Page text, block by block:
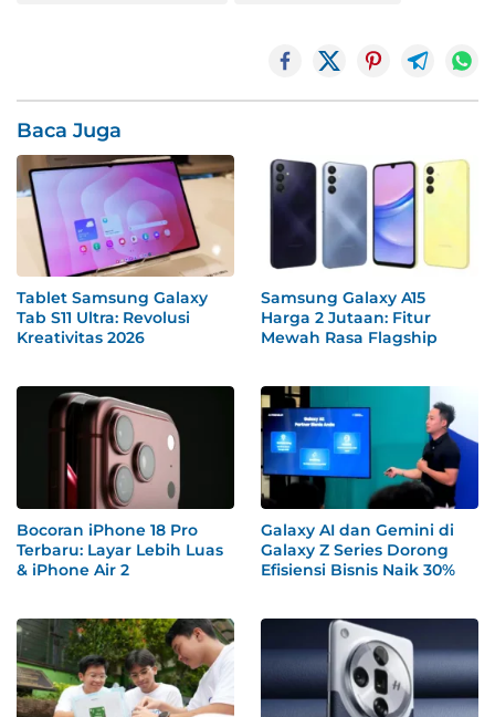
Baca Juga
Tablet Samsung Galaxy
Tab S11 Ultra: Revolusi
Kreativitas 2026
Samsung Galaxy A15
Harga 2 Jutaan: Fitur
Mewah Rasa Flagship
Bocoran iPhone 18 Pro
Terbaru: Layar Lebih Luas
& iPhone Air 2
Galaxy AI dan Gemini di
Galaxy Z Series Dorong
Efisiensi Bisnis Naik 30%